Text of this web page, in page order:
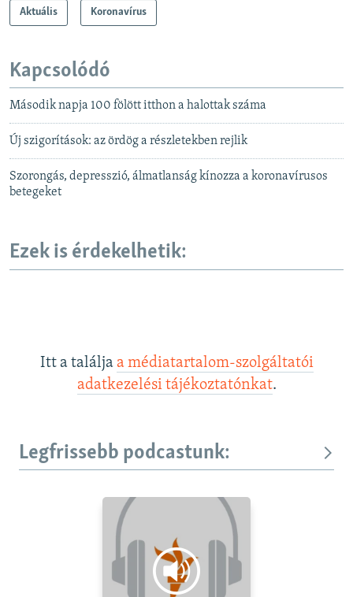
Aktuális Koronavírus
Kapcsolódó
Második napja 100 fölött itthon a halottak száma
Új szigorítások: az ördög a részletekben rejlik
Szorongás, depresszió, álmatlanság kínozza a koronavírusos
betegeket
Ezek is érdekelhetik:
Itt a találja a médiatartalom-szolgáltatói
adatkezelési tájékoztatónkat.
Legfrissebb podcastunk: